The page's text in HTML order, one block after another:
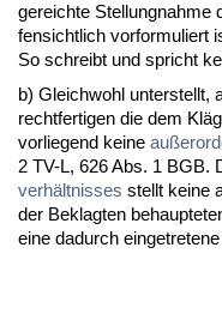
ge­reich­te
fen­sicht­lich vor­for­mu­liert
So schreibt und spricht
b) Gleich­wohl un­ter­stellt,
recht­fer­ti­gen die dem
vor­lie­gend kei­ne
2 TV-L, 626 Abs. 1 BGB.
verhält­nis­ses stellt kei­ne
der Be­klag­ten
ei­ne da­durch